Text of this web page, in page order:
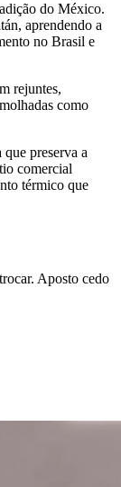
do México.
aprendendo a
no Brasil e
rejuntes,
como
preserva a
comercial
térmico que
Aposto cedo